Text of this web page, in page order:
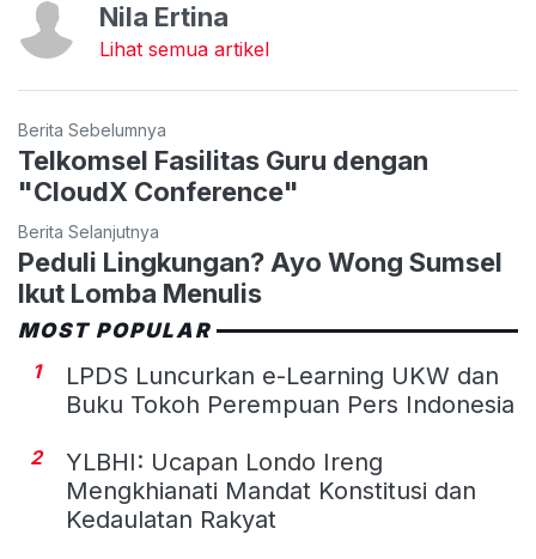
Nila Ertina
Lihat semua artikel
Berita Sebelumnya
Telkomsel Fasilitas Guru dengan
"CloudX Conference"
Berita Selanjutnya
Peduli Lingkungan? Ayo Wong Sumsel
Ikut Lomba Menulis
MOST POPULAR
1
LPDS Luncurkan e-Learning UKW dan
Buku Tokoh Perempuan Pers Indonesia
2
YLBHI: Ucapan Londo Ireng
Mengkhianati Mandat Konstitusi dan
Kedaulatan Rakyat